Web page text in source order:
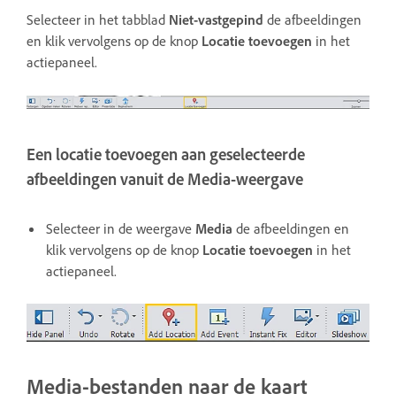
Selecteer in het tabblad Niet-vastgepind de afbeeldingen
en klik vervolgens op de knop Locatie toevoegen in het
actiepaneel.
Een locatie toevoegen aan geselecteerde
afbeeldingen vanuit de Media-weergave
Selecteer in de weergave Media de afbeeldingen en
klik vervolgens op de knop Locatie toevoegen in het
actiepaneel.
Media-bestanden naar de kaart